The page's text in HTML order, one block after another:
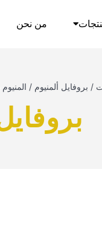
من نحن
/ بروفايل ألمنيوم / المنيوم